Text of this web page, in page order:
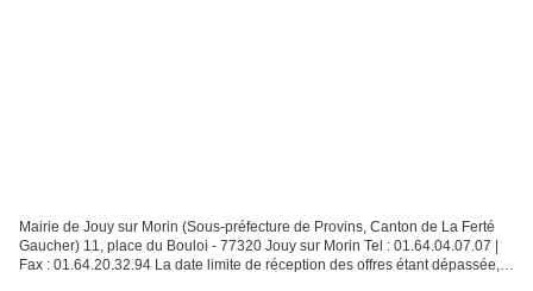
Mairie de Jouy sur Morin (Sous-préfecture de Provins, Canton de La Ferté
Gaucher) 11, place du Bouloi - 77320 Jouy sur Morin Tel : 01.64.04.07.07 |
Fax : 01.64.20.32.94 La date limite de réception des offres étant dépassée,